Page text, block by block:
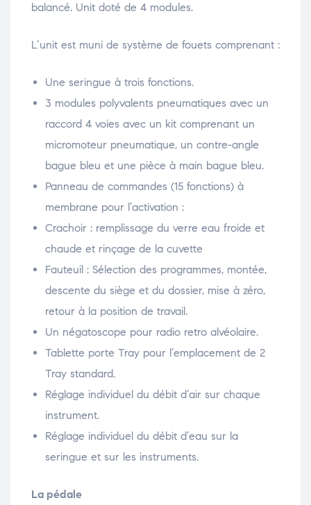
balancé. Unit doté de 4 modules.
L’unit est muni de système de fouets comprenant :
Une seringue à trois fonctions.
3 modules polyvalents pneumatiques avec un
raccord 4 voies avec un kit comprenant un
micromoteur pneumatique, un contre-angle
bague bleu et une pièce à main bague bleu.
Panneau de commandes (15 fonctions) à
membrane pour l’activation :
Crachoir : remplissage du verre eau froide et
chaude et rinçage de la cuvette
Fauteuil : Sélection des programmes, montée,
descente du siège et du dossier, mise à zéro,
retour à la position de travail.
Un négatoscope pour radio retro alvéolaire.
Tablette porte Tray pour l’emplacement de 2
Tray standard.
Réglage individuel du débit d’air sur chaque
instrument.
Réglage individuel du débit d’eau sur la
seringue et sur les instruments.
La pédale